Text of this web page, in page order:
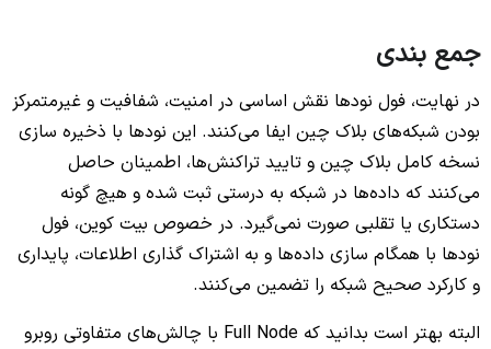
جمع بندی
در نهایت، فول نودها نقش اساسی در امنیت، شفافیت و غیرمتمرکز
بودن شبکه‌های بلاک چین ایفا می‌کنند. این نودها با ذخیره سازی
نسخه کامل بلاک چین و تایید تراکنش‌ها، اطمینان حاصل
می‌کنند که داده‌ها در شبکه به درستی ثبت شده و هیچ گونه
دستکاری یا تقلبی صورت نمی‌گیرد. در خصوص بیت کوین، فول
نودها با همگام سازی داده‌ها و به اشتراک گذاری اطلاعات، پایداری
و کارکرد صحیح شبکه را تضمین می‌کنند.
البته بهتر است بدانید که Full Node با چالش‌های متفاوتی روبرو